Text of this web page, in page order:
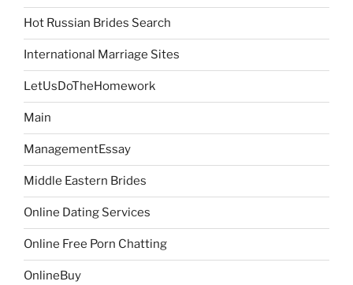
Hot Russian Brides Search
International Marriage Sites
LetUsDoTheHomework
Main
ManagementEssay
Middle Eastern Brides
Online Dating Services
Online Free Porn Chatting
OnlineBuy